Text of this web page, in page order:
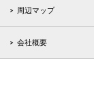
周辺マップ
会社概要